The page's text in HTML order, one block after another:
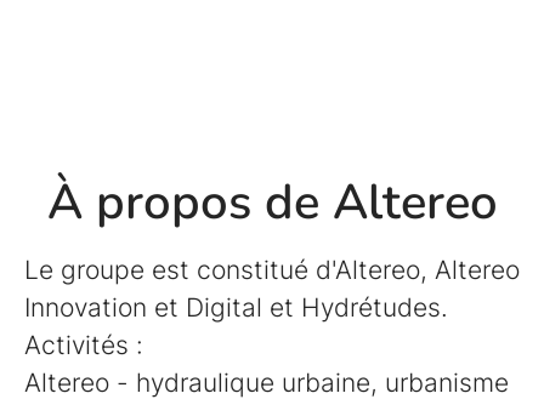
À propos de Altereo
Le groupe est constitué d'Altereo, Altereo
Innovation et Digital et Hydrétudes.
Activités :
Altereo - hydraulique urbaine, urbanisme